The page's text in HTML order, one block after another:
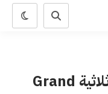
شركة Rockstar تعلن عن ثلاثية Grand